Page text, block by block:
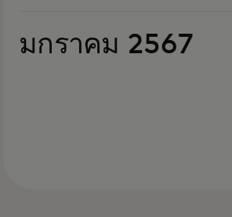
มกราคม 2567